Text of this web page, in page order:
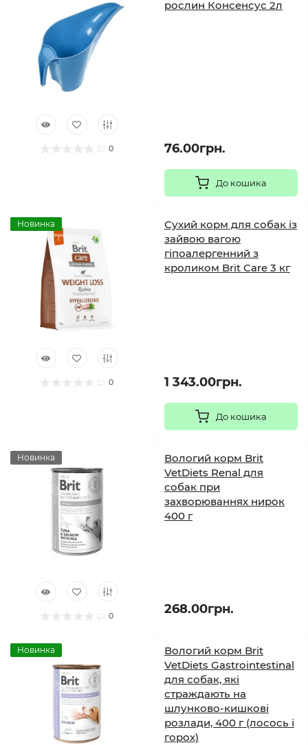
0
рослин Консенсус 2л
76.00грн.
До кошика
Новинка
0
Сухий корм для собак із
зайвою вагою
гіпоалергенний з
кроликом Brit Care 3 кг
1 343.00грн.
До кошика
Новинка
0
Вологий корм Brit
VetDiets Renal для
собак при
захворюваннях нирок
400 г
268.00грн.
Новинка
Вологий корм Brit
VetDiets Gastrointestinal
для собак, які
страждають на
шлунково-кишкові
розлади, 400 г (лосось і
горох)